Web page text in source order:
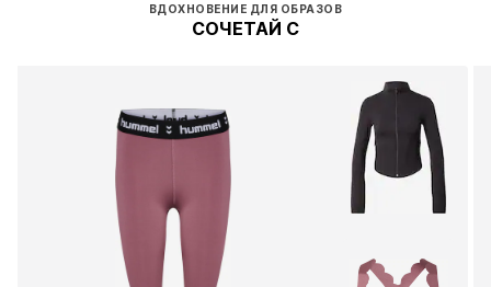
ВДОХНОВЕНИЕ ДЛЯ ОБРАЗОВ
СОЧЕТАЙ С